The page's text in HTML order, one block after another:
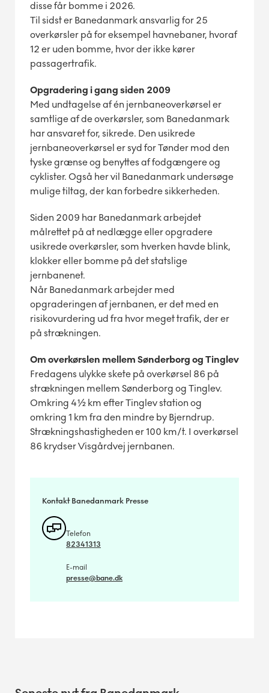
disse får bomme i 2026.
Til sidst er Banedanmark ansvarlig for 25
overkørsler på for eksempel havnebaner, hvoraf
12 er uden bomme, hvor der ikke kører
passagertrafik.
Opgradering i gang siden 2009
Med undtagelse af én jernbaneoverkørsel er
samtlige af de overkørsler, som Banedanmark
har ansvaret for, sikrede. Den usikrede
jernbaneoverkørsel er syd for Tønder mod den
tyske grænse og benyttes af fodgængere og
cyklister. Også her vil Banedanmark undersøge
mulige tiltag, der kan forbedre sikkerheden.
Siden 2009 har Banedanmark arbejdet
målrettet på at nedlægge eller opgradere
usikrede overkørsler, som hverken havde blink,
klokker eller bomme på det statslige
jernbanenet.
Når Banedanmark arbejder med
opgraderingen af jernbanen, er det med en
risikovurdering ud fra hvor meget trafik, der er
på strækningen.
Om overkørslen mellem Sønderborg og Tinglev
Fredagens ulykke skete på overkørsel 86 på
strækningen mellem Sønderborg og Tinglev.
Omkring 4½ km efter Tinglev station og
omkring 1 km fra den mindre by Bjerndrup.
Strækningshastigheden er 100 km/t. I overkørsel
86 krydser Visgårdvej jernbanen.
Kontakt Banedanmark Presse
Telefon
82341313
E-mail
presse@bane.dk